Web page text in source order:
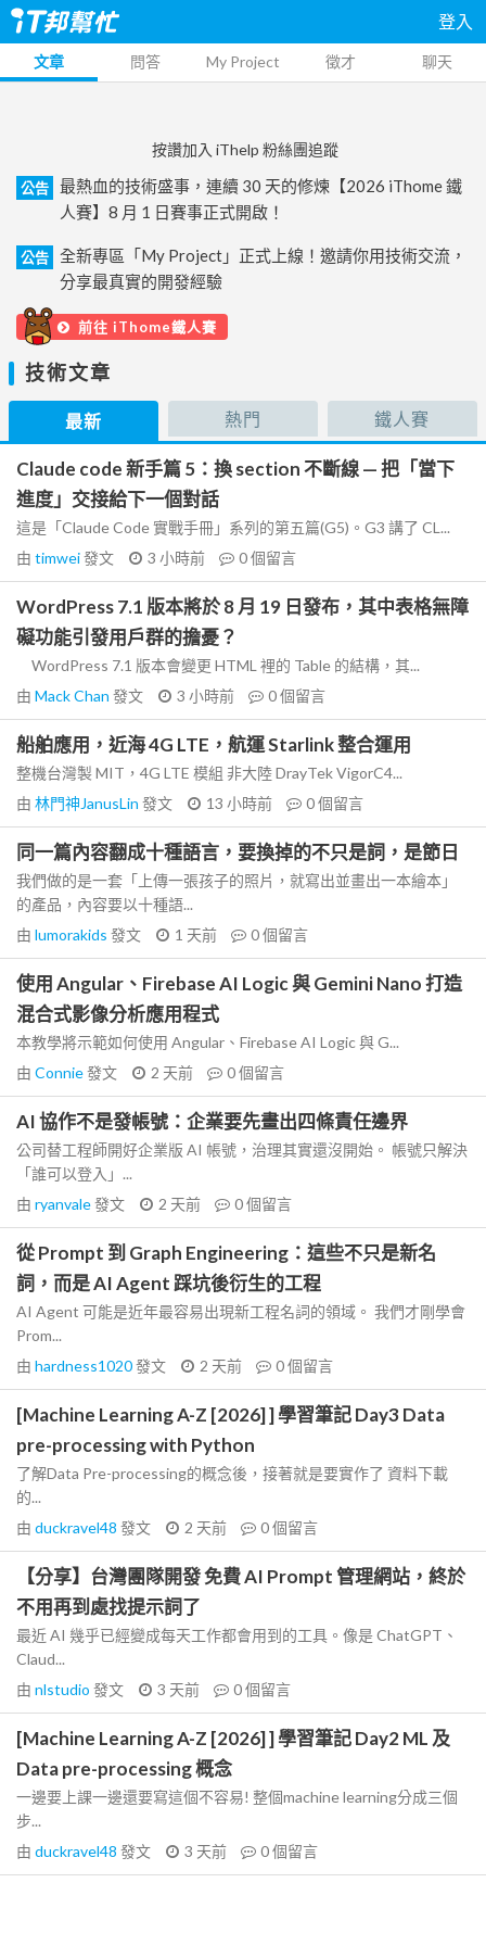
登入
文章 問答 My Project 徵才 聊天
按讚加入 iThelp 粉絲團追蹤
公告
最熱血的技術盛事，連續 30 天的修煉【2026 iThome 鐵
人賽】8 月 1 日賽事正式開啟！
公告
全新專區「My Project」正式上線！邀請你用技術交流，
分享最真實的開發經驗
前往 iThome鐵人賽
技術文章
最新 熱門 鐵人賽
Claude code 新手篇 5：換 section 不斷線 — 把「當下
進度」交接給下一個對話
這是「Claude Code 實戰手冊」系列的第五篇(G5)。G3 講了 CL...
由 timwei發文 3 小時前 0個留言
WordPress 7.1 版本將於 8 月 19 日發布，其中表格無障
礙功能引發用戶群的擔憂？
WordPress 7.1 版本會變更 HTML 裡的 Table 的結構，其...
由 Mack Chan 發文 3 小時前 0個留言
船舶應用，近海 4G LTE，航運 Starlink 整合運用
整機台灣製 MIT，4G LTE 模組 非大陸 DrayTek VigorC4...
由 林門神JanusLin 發文 13 小時前 0個留言
同一篇內容翻成十種語言，要換掉的不只是詞，是節日
我們做的是一套「上傳一張孩子的照片，就寫出並畫出一本繪本」
的產品，內容要以十種語...
由 lumorakids 發文 1 天前 0個留言
使用 Angular、Firebase AI Logic 與 Gemini Nano 打造
混合式影像分析應用程式
本教學將示範如何使用 Angular、Firebase AI Logic 與 G...
由 Connie發文 2 天前 0個留言
AI 協作不是發帳號：企業要先畫出四條責任邊界
公司替工程師開好企業版 AI 帳號，治理其實還沒開始。 帳號只解決
「誰可以登入」...
由 ryanvale發文 2 天前 0個留言
從 Prompt 到 Graph Engineering：這些不只是新名
詞，而是 AI Agent 踩坑後衍生的工程
AI Agent 可能是近年最容易出現新工程名詞的領域。 我們才剛學會
Prom...
由 hardness1020發文 2 天前 0個留言
[Machine Learning A-Z [2026] ] 學習筆記 Day3 Data
pre-processing with Python
了解Data Pre-processing的概念後，接著就是要實作了 資料下載
的...
由 duckravel48 發文 2 天前 0個留言
【分享】台灣團隊開發 免費 AI Prompt 管理網站，終於
不用再到處找提示詞了
最近 AI 幾乎已經變成每天工作都會用到的工具。像是 ChatGPT、
Claud...
由 nlstudio 發文 3 天前 0個留言
[Machine Learning A-Z [2026] ] 學習筆記 Day2 ML 及
Data pre-processing 概念
一邊要上課一邊還要寫這個不容易! 整個machine learning分成三個
步...
由 duckravel48 發文 3 天前 0個留言